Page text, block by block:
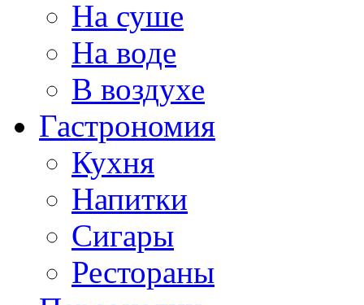
На суше
На воде
В воздухе
Гастрономия
Кухня
Напитки
Сигары
Рестораны